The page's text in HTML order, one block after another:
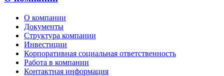
О компании
Документы
Структура компании
Инвестиции
Корпоративная социальная ответственность
Работа в компании
Контактная информация